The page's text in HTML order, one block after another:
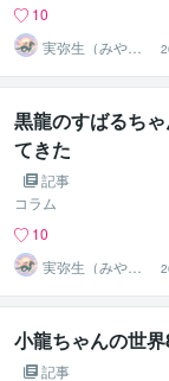
10
実弥生（みや
の）
黒龍のすばるち
てきた
記事
コラム
10
実弥生（みや
の）
小龍ちゃんの世界
記事